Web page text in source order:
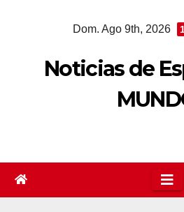
Dom. Ago 9th, 2026
Noticias de